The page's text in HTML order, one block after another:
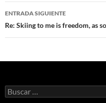
entradas
ENTRADA SIGUIENTE
Re: Skiing to me is freedom, as
Buscar: